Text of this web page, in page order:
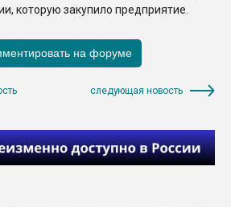
которую закупило предприятие.
следующая новость